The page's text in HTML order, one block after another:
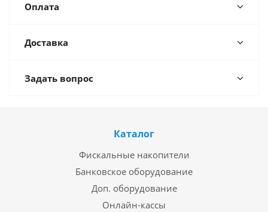
Оплата
Доставка
Задать вопрос
Каталог
Фискальные накопители
Банковское оборудование
Доп. оборудование
Онлайн-кассы